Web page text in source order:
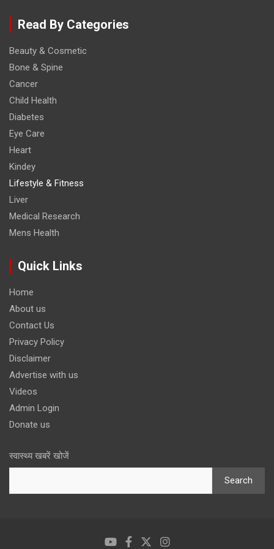
Read By Categories
Beauty & Cosmetic
Bone & Spine
Cancer
Child Health
Diabetes
Eye Care
Heart
Kindey
Lifestyle & Fitness
Liver
Medical Research
Mens Health
Quick Links
Home
About us
Contact Us
Privacy Policy
Disclaimer
Advertise with us
Videos
Admin Login
Donate us
स्वास्थ्य खबरें खोजें
Search